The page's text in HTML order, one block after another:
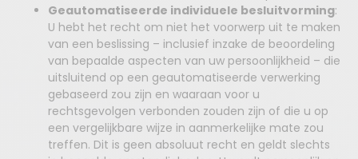
Geautomatiseerde individuele besluitvorming:
U hebt het recht om niet het voorwerp uit te maken
van een beslissing – inclusief inzake de beoordeling
van bepaalde aspecten van uw persoonlijkheid – die
uitsluitend op een geautomatiseerde verwerking
gebaseerd zou zijn en waaraan voor u
rechtsgevolgen verbonden zouden zijn of die u op
een vergelijkbare wijze in aanmerkelijke mate zou
treffen. Dit is geen absoluut recht en geldt slechts